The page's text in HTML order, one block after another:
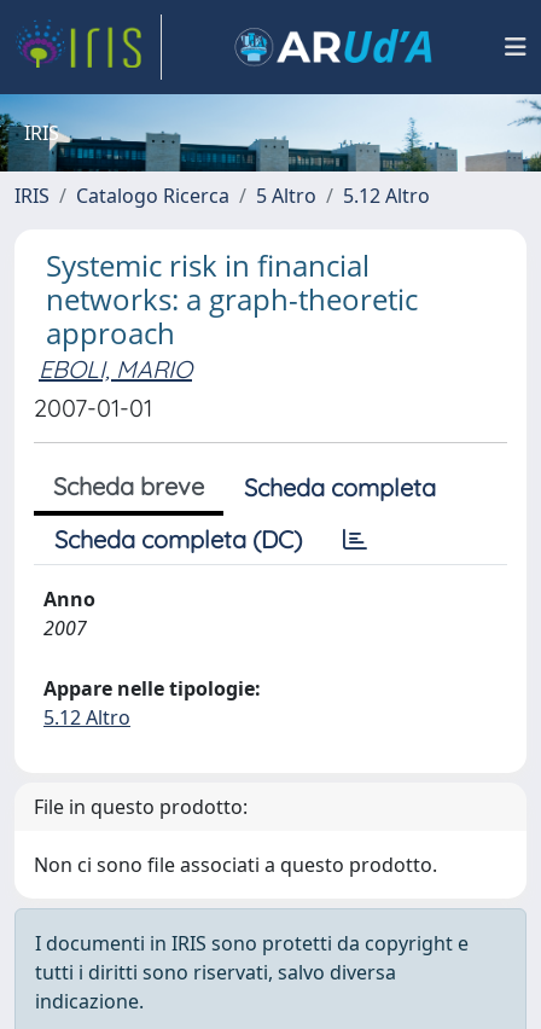
IRIS
IRIS Catalogo Ricerca 5 Altro 5.12 Altro
Systemic risk in financial
networks: a graph-theoretic
approach
EBOLI, MARIO
2007-01-01
Scheda breve
Scheda completa
Scheda completa (DC)
Anno
2007
Appare nelle tipologie:
5.12 Altro
File in questo prodotto:
Non ci sono file associati a questo prodotto.
I documenti in IRIS sono protetti da copyright e
tutti i diritti sono riservati, salvo diversa
indicazione.